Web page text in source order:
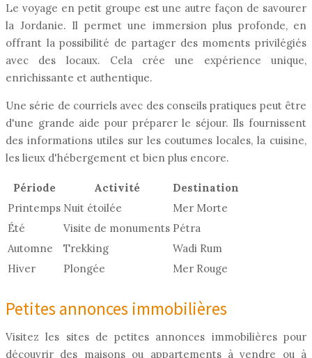
Le voyage en petit groupe est une autre façon de savourer
la Jordanie. Il permet une immersion plus profonde, en
offrant la possibilité de partager des moments privilégiés
avec des locaux. Cela crée une expérience unique,
enrichissante et authentique.
Une série de courriels avec des conseils pratiques peut être
d'une grande aide pour préparer le séjour. Ils fournissent
des informations utiles sur les coutumes locales, la cuisine,
les lieux d'hébergement et bien plus encore.
Période Activité
Destination
Printemps Nuit étoilée
Mer Morte
Été
Visite de monuments Pétra
Automne
Trekking
Wadi Rum
Hiver
Plongée Mer Rouge
Petites annonces immobilières
Visitez les sites de petites annonces immobilières pour
découvrir des maisons ou appartements à vendre ou à